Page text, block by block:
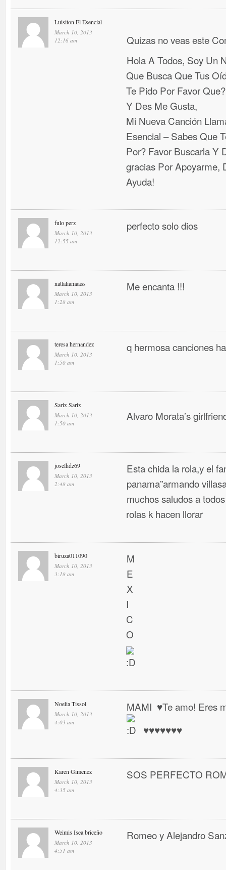
Luisiton El Esencial
March 10, 2013
12:16 am
Quizas no veas este
Hola A Todos, Soy Un
Que Busca Que Tus
Te Pido Por Favor
Y Des Me Gusta,
Mi Nueva Canción
Esencial – Sabes Que
Por? Favor Buscarla Y
gracias Por Apoyarme,
Ayuda!
fulo perz
March 10, 2013
12:55 am
perfecto solo dios
nattaliamaass
March 10, 2013
1:28 am
Me encanta !!!
teresa hernandez
March 10, 2013
1:50 am
q hermosa canciones
Sarix Sarix
March 10, 2013
1:50 am
Alvaro Morata’s
joselhdz69
March 10, 2013
2:48 am
Esta chida la rola,y el
panama”armando
muchos saludos a
rolas k hacen llorar
biruza011090
March 10, 2013
3:18 am
M
E
X
I
C
O
Noelia Tissol
March 10, 2013
4:03 am
MAMI ♥ Te amo! Eres
♥ ♥ ♥ ♥ ♥ ♥ ♥
Karen Gimenez
March 10, 2013
4:35 am
SOS PERFECTO
Weimis Isea briceño
March 10, 2013
4:51 am
Romeo y Alejandro